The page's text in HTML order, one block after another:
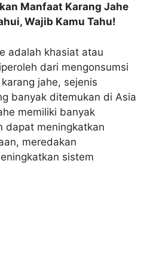
Manfaat Karang Jahe
Wajib Kamu Tahu!
adalah khasiat atau
dari mengonsumsi
jahe, sejenis
banyak ditemukan di Asia
memiliki banyak
dapat meningkatkan
meredakan
sistem